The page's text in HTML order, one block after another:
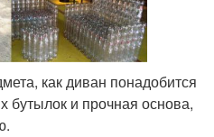
как диван понадобится
бутылок и прочная основа,